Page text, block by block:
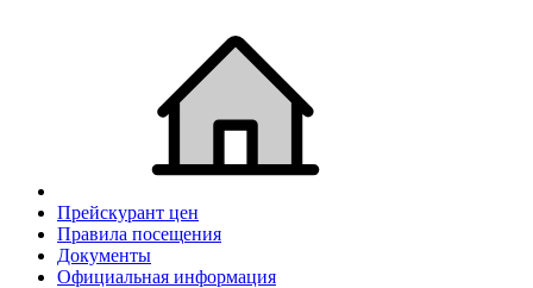
Прейскурант цен
Правила посещения
Документы
Официальная информация